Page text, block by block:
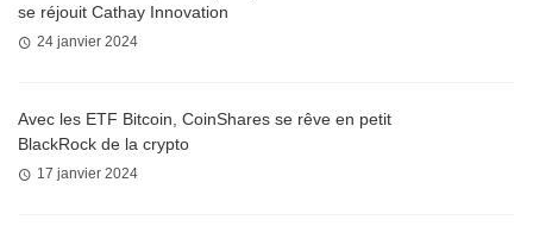
se réjouit Cathay Innovation
24 janvier 2024
Avec les ETF Bitcoin, CoinShares se rêve en petit
BlackRock de la crypto
17 janvier 2024